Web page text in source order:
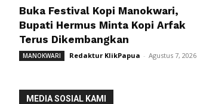
Buka Festival Kopi Manokwari,
Bupati Hermus Minta Kopi Arfak
Terus Dikembangkan
MANOKWARI Redaktur KlikPapua - Agustus 7, 2026
MEDIA SOSIAL KAMI